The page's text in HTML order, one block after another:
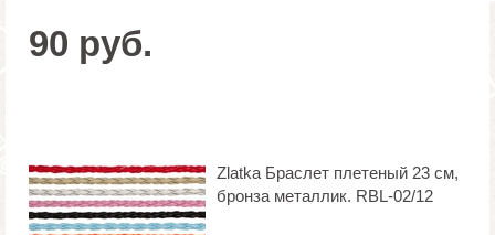
90 руб.
Zlatka Браслет плетеный 23 см,
бронза металлик. RBL-02/12